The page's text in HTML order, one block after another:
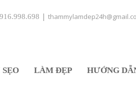
|
LÀM ĐẸP HƯỚNG